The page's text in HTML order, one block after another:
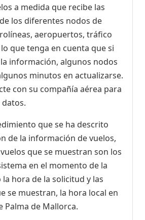
a medida que recibe las
los diferentes nodos de
aeropuertos, tráfico
que tenga en cuenta que si
información, algunos nodos
minutos en actualizarse.
con su compañía aérea para
que se ha descrito
de la información de vuelos,
que se muestran son los
en el momento de la
hora de la solicitud y las
se muestran, la hora local en
Palma de Mallorca.